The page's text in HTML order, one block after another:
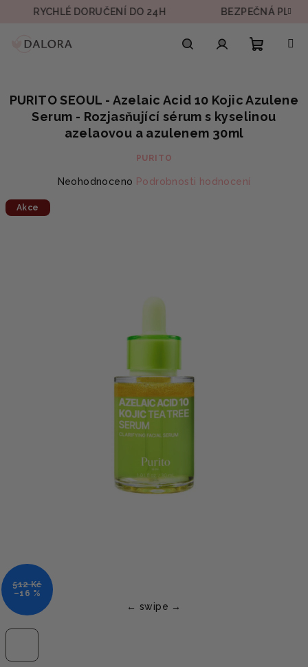
RYCHLÉ DORUČENÍ DO 24H BEZPEČNÁ PLATBA
košík
PURITO SEOUL - Azelaic Acid 10 Kojic Azulene
Serum - Rozjasňující sérum s kyselinou
azelaovou a azulenem 30ml
PURITO
Průměrné
Neohodnoceno Podrobnosti hodnocení
Akce
512 Kč
–16 %